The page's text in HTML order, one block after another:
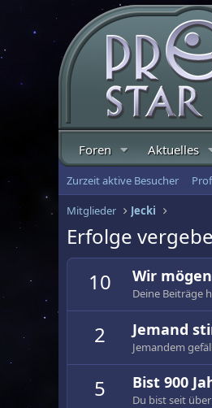
Foren Aktuelles
Zurzeit aktive Besucher
Mitglieder Jecki
Erfolge
10
Wir
Deine Beiträge
2 Jemand
Jemandem
5 Bist 900
Du bist seit